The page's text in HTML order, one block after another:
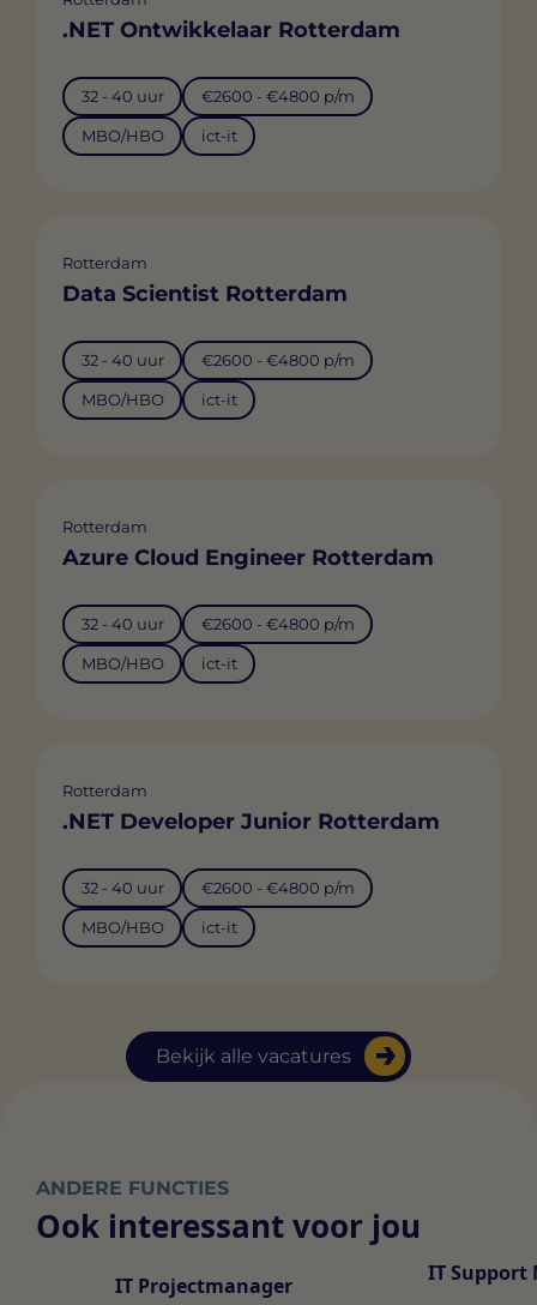
Bekijk alle vacatures
.NET Ontwikkelaar Rotterdam
32 - 40 uur €2600 - €4800 p/m
MBO/HBO ict-it
Rotterdam
Data Scientist Rotterdam
32 - 40 uur €2600 - €4800 p/m
MBO/HBO ict-it
Rotterdam
Azure Cloud Engineer Rotterdam
32 - 40 uur €2600 - €4800 p/m
MBO/HBO ict-it
Rotterdam
.NET Developer Junior Rotterdam
32 - 40 uur €2600 - €4800 p/m
MBO/HBO ict-it
ANDERE FUNCTIES
Ook interessant voor jou
IT Projectmanager
IT Support